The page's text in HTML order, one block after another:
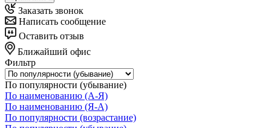
Заказать звонок
Написать сообщение
Оставить отзыв
Ближайший офис
Фильтр
По популярности (убывание)
По наименованию (А-Я)
По наименованию (Я-А)
По популярности (возрастание)